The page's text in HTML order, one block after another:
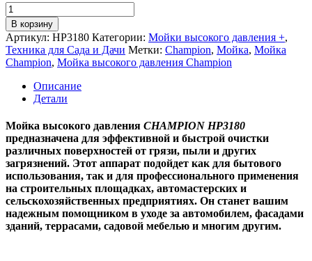
Количество
товара
Мойка
высокого
давления
CHAMPION
HP3180
В корзину
Артикул: HP3180 Категории: Мойки высокого давления +,
Техника для Сада и Дачи Метки: Champion, Мойка, Мойка
Champion, Мойка высокого давления Champion
Описание
Детали
Мойка высокого давления CHAMPION HP3180
предназначена для эффективной и быстрой очистки
различных поверхностей от грязи, пыли и других
загрязнений. Этот аппарат подойдет как для бытового
использования, так и для профессионального применения
на строительных площадках, автомастерских и
сельскохозяйственных предприятиях. Он станет вашим
надежным помощником в уходе за автомобилем, фасадами
зданий, террасами, садовой мебелью и многим другим.